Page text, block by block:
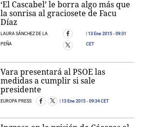
‘El Cascabel’ le borra algo más que
la sonrisa al graciosete de Facu
Díaz
LAURA SÁNCHEZ DE LA
PEÑA
13 Ene 2015- 09:31
CET
Vara presentará al PSOE las
medidas a cumplir si sale
presidente
EUROPA PRESS 13 Ene 2015 - 09:34 CET